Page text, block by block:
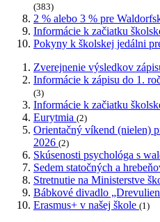
(383)
2 % alebo 3 % pre
Informácie k začiatku
Pokyny k školskej jedálni
Zverejnenie výsledkov
Informácie k zápisu do 1.
(3)
Informácie k začiatku
Eurytmia (2)
Orientačný víkend (nielen)
2026 (2)
Skúsenosti psychológa s
Sedem statočných a
Stretnutie na Ministerstve
Bábkové divadlo
Erasmus+ v našej škole (1)